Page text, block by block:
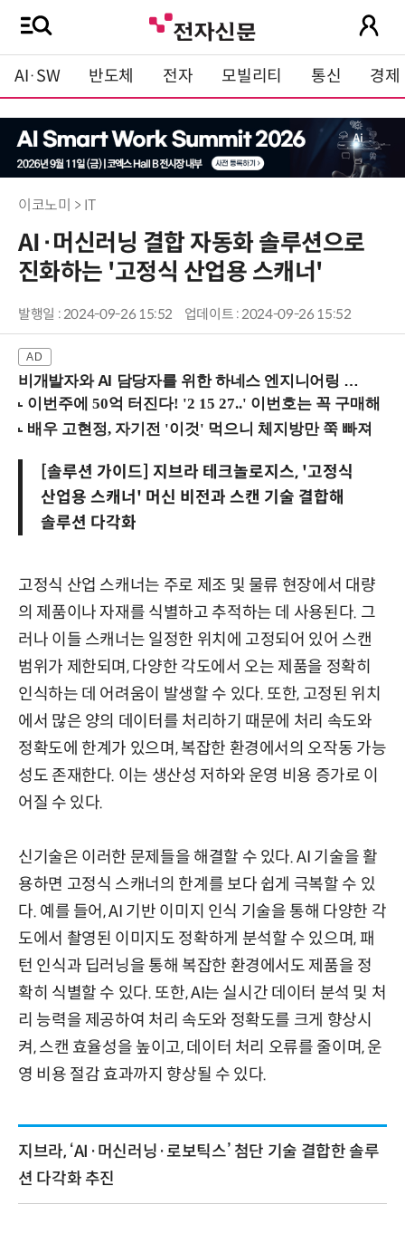
AI·SW 반도체 전자 모빌리티 통신 경제
이코노미 > IT
AI·머신러닝 결합 자동화 솔루션으로
진화하는 '고정식 산업용 스캐너'
발행일 : 2024-09-26 15:52 업데이트 : 2024-09-26 15:52
비개발자와 AI 담당자를 위한 하네스 엔지니어링 입문과정 (8/20 신논현역)
[솔루션 가이드] 지브라 테크놀로지스, '고정식
산업용 스캐너' 머신 비전과 스캔 기술 결합해
솔루션 다각화
고정식 산업 스캐너는 주로 제조 및 물류 현장에서 대량
의 제품이나 자재를 식별하고 추적하는 데 사용된다. 그
러나 이들 스캐너는 일정한 위치에 고정되어 있어 스캔
범위가 제한되며, 다양한 각도에서 오는 제품을 정확히
인식하는 데 어려움이 발생할 수 있다. 또한, 고정된 위치
에서 많은 양의 데이터를 처리하기 때문에 처리 속도와
정확도에 한계가 있으며, 복잡한 환경에서의 오작동 가능
성도 존재한다. 이는 생산성 저하와 운영 비용 증가로 이
어질 수 있다.
신기술은 이러한 문제들을 해결할 수 있다. AI 기술을 활
용하면 고정식 스캐너의 한계를 보다 쉽게 극복할 수 있
다. 예를 들어, AI 기반 이미지 인식 기술을 통해 다양한 각
도에서 촬영된 이미지도 정확하게 분석할 수 있으며, 패
턴 인식과 딥러닝을 통해 복잡한 환경에서도 제품을 정
확히 식별할 수 있다. 또한, AI는 실시간 데이터 분석 및 처
리 능력을 제공하여 처리 속도와 정확도를 크게 향상시
켜, 스캔 효율성을 높이고, 데이터 처리 오류를 줄이며, 운
영 비용 절감 효과까지 향상될 수 있다.
지브라, ‘AI·머신러닝·로보틱스’ 첨단 기술 결합한 솔루
션 다각화 추진